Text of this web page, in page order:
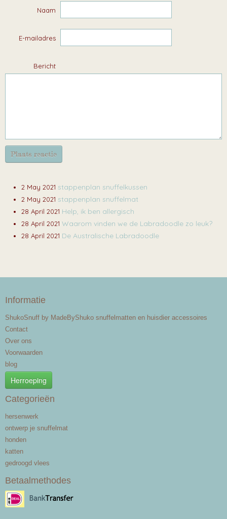
Naam
E-mailadres
Bericht
Plaats reactie
2 May 2021 stappenplan snuffelkussen
2 May 2021 stappenplan snuffelmat
28 April 2021 Help, ik ben allergisch
28 April 2021 Waarom vinden we de Labradoodle zo leuk?
28 April 2021 De Australische Labradoodle
Informatie
ShukoSnuff by MadeByShuko snuffelmatten en huisdier accessoires
Contact
Over ons
Voorwaarden
blog
Herroeping
Categorieën
hersenwerk
ontwerp je snuffelmat
honden
katten
gedroogd vlees
Betaalmethodes